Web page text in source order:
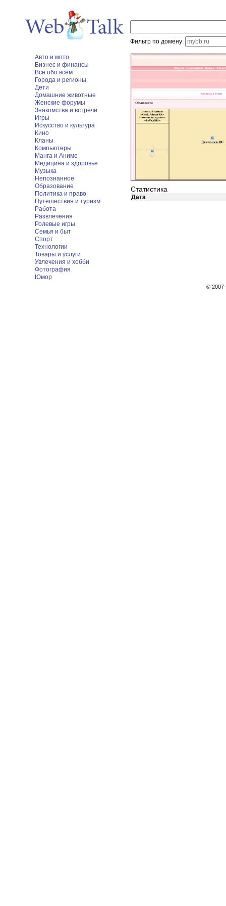
Фильтр по домену:
Авто и мото
Бизнес и финансы
Всё обо всём
Города и регионы
Дети
Домашние животные
Женские форумы
Знакомства и встречи
Игры
Искусство и культура
Кино
Кланы
Компьютеры
Манга и Аниме
Медицина и здоровье
Музыка
Непознанное
Образование
Политика и право
Путешествия и туризм
Работа
Развлечения
Ролевые игры
Семья и быт
Спорт
Технологии
Товары и услуги
Увлечения и хобби
Фотография
Юмор
Статистика
Дата
©